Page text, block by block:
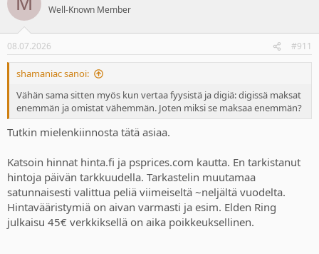
i
s
:
Well-Known Member
08.07.2026 #911
shamaniac sanoi:
Vähän sama sitten myös kun vertaa fyysistä ja digiä: digissä maksat
enemmän ja omistat vähemmän. Joten miksi se maksaa enemmän?
Tutkin mielenkiinnosta tätä asiaa.
Katsoin hinnat hinta.fi ja psprices.com kautta. En tarkistanut
hintoja päivän tarkkuudella. Tarkastelin muutamaa
satunnaisesti valittua peliä viimeiseltä ~neljältä vuodelta.
Hintavääristymiä on aivan varmasti ja esim. Elden Ring
julkaisu 45€ verkkiksellä on aika poikkeuksellinen.